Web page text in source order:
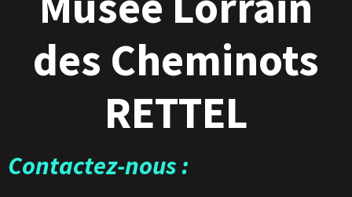
des Cheminots
RETTEL
Contactez-nous :